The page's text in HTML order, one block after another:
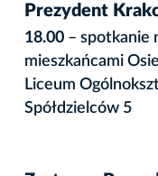
Prezydent
18.00 – spotkanie
mieszkańcami
Liceum
Spółdzielców 5